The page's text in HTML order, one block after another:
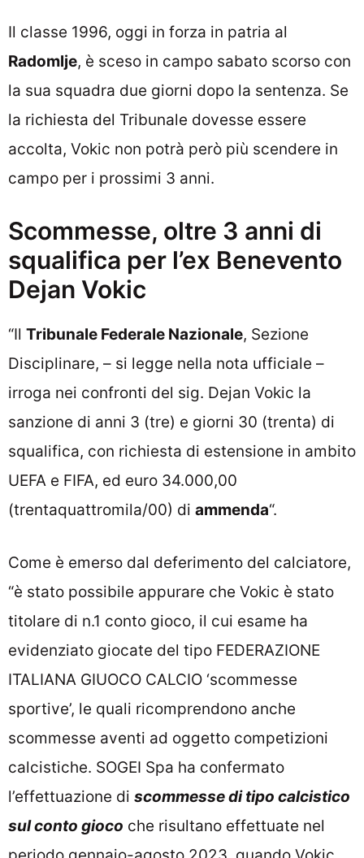
Il classe 1996, oggi in forza in patria al
Radomlje, è sceso in campo sabato scorso con
la sua squadra due giorni dopo la sentenza. Se
la richiesta del Tribunale dovesse essere
accolta, Vokic non potrà però più scendere in
campo per i prossimi 3 anni.
Scommesse, oltre 3 anni di
squalifica per l’ex Benevento
Dejan Vokic
“Il Tribunale Federale Nazionale, Sezione
Disciplinare, – si legge nella nota ufficiale –
irroga nei confronti del sig. Dejan Vokic la
sanzione di anni 3 (tre) e giorni 30 (trenta) di
squalifica, con richiesta di estensione in ambito
UEFA e FIFA, ed euro 34.000,00
(trentaquattromila/00) di ammenda“.
Come è emerso dal deferimento del calciatore,
“è stato possibile appurare che Vokic è stato
titolare di n.1 conto gioco, il cui esame ha
evidenziato giocate del tipo FEDERAZIONE
ITALIANA GIUOCO CALCIO ‘scommesse
sportive’, le quali ricomprendono anche
scommesse aventi ad oggetto competizioni
calcistiche. SOGEI Spa ha confermato
l’effettuazione di scommesse di tipo calcistico
sul conto gioco che risultano effettuate nel